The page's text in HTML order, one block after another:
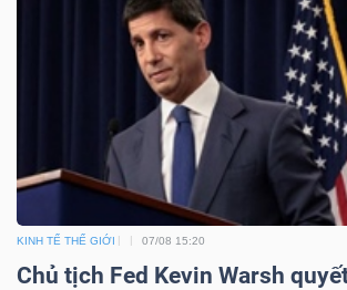
KINH TẾ THẾ GIỚI 07/08 15:20
Chủ tịch Fed Kevin Warsh
CÔNG